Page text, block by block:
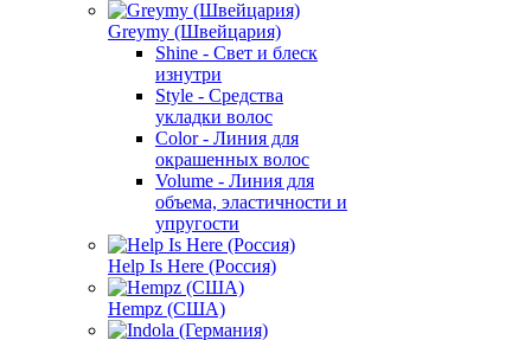
Greymy (Швейцария)
Shine - Свет и блеск
изнутри
Style - Средства
укладки волос
Color - Линия для
окрашенных волос
Volume - Линия для
объема, эластичности и
упругости
Help Is Here (Россия)
Hempz (США)